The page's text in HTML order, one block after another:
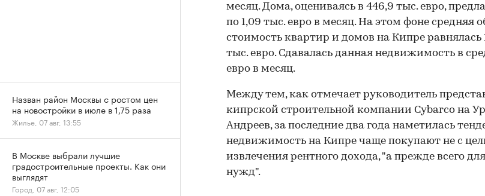
месяц. Дома, оцениваясь в 446,9 тыс. евро,
по 1,09 тыс. евро в месяц. На этом фоне средняя
стоимость квартир и домов на Кипре равнялась
тыс. евро. Сдавалась данная недвижимость в
евро в месяц.
Между тем, как отмечает руководитель
кипрской строительной компании Cybarco на
Андреев, за последние два года наметилась
недвижимость на Кипре чаще покупают не с
извлечения рентного дохода, "а прежде всего
нужд".
Назван район Москвы с ростом цен
на новостройки в июле в 1,75 раза
Жилье, 07 авг, 13:55
В Москве выбрали лучшие
градостроительные проекты. Как они
выглядят
Город, 07 авг, 12:05